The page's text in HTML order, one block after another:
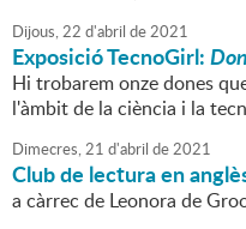
Dijous,22 d'abril de2021
Exposició TecnoGirl:
Hi trobarem onze dones
l'àmbit de la ciència i la
Dimecres,21 d'abril de2021
Club de lectura en
a càrrec de Leonora de